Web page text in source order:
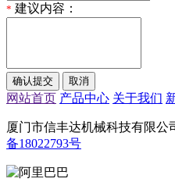
* 建议内容：
网站首页 产品中心 关于我们
厦门市信丰达机械科技有限公
备18022793号